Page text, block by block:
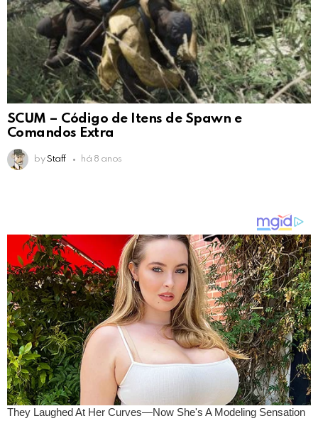
SCUM – Código de Itens de Spawn e
Comandos Extra
by Staff há 8 anos